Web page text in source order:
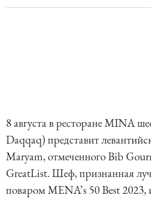
8 августа в ресторане MINA
Daqqaq) представит
Maryam, отмеченного Bib
GreatList. Шеф, признанная
поваром MENA’s 50 Best 2023,